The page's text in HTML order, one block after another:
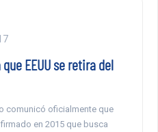
EEUU se retira del
comunicó oficialmente que
en 2015 que busca